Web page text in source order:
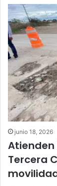
junio 18, 2026
Atienden
Tercera